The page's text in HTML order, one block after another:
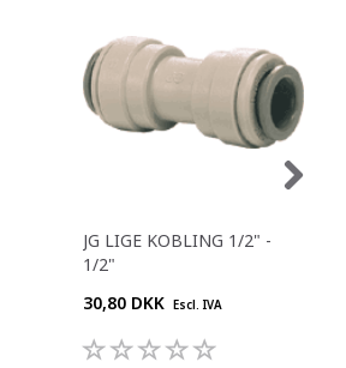
JG LIGE KOBLING 1/2" -
1/2"
30,80 DKK Escl. IVA